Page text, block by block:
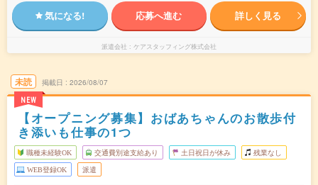
気になる! 応募へ進む 詳しく見る
派遣会社 ケアスタッフィング株式会社
未読
NEW
掲載日 2026/08/07
【オープニング募集】おばあちゃんのお散歩付
き添いも仕事の1つ
職種未経験OK 交通費別途支給あり 土日祝日が休み 残業なし
WEB登録OK 派遣